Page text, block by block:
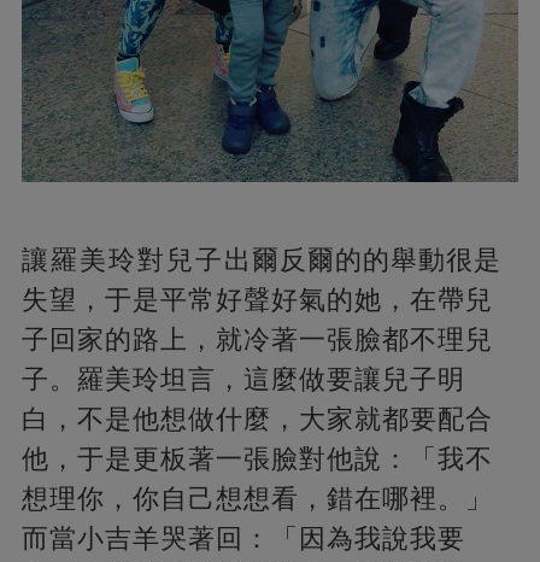
讓羅美玲對兒子出爾反爾的的舉動很是
失望，于是平常好聲好氣的她，在帶兒
子回家的路上，就冷著一張臉都不理兒
子。羅美玲坦言，這麼做要讓兒子明
白，不是他想做什麼，大家就都要配合
他，于是更板著一張臉對他說：「我不
想理你，你自己想想看，錯在哪裡。」
而當小吉羊哭著回：「因為我說我要